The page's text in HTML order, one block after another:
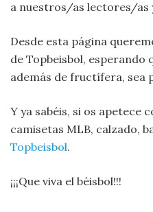
a nuestros/as lectores/as
Desde esta página
de Topbeisbol, esperando
además de fructífera, sea
Y ya sabéis, si os apetece
camisetas MLB, calzado,
Topbeisbol.
¡¡¡Que viva el béisbol!!!